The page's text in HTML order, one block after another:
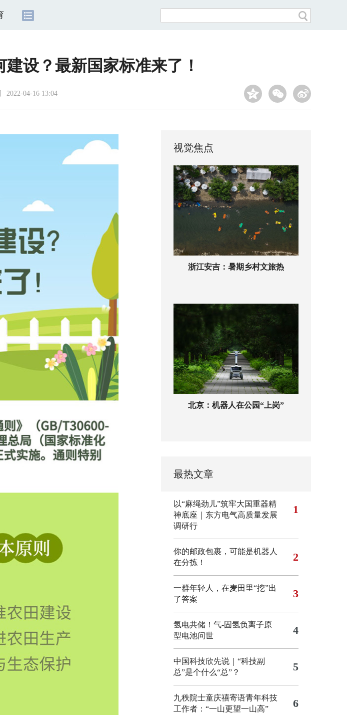
设？最新国家标准来了！
2022-04-16 13:04
视觉焦点
浙江安吉：暑期乡村文旅热
北京：机器人在公园“上岗”
最热文章
以“麻绳劲儿”筑牢大国重器精
神底座｜东方电气高质量发展
调研行
1
你的邮政包裹，可能是机器人
在分拣！
2
一群年轻人，在麦田里“挖”出
了答案
3
氢电共储！气-固氢负离子原
型电池问世
4
中国科技欣先说｜“科技副
总”是个什么“总”？
5
九秩院士童庆禧寄语青年科技
工作者：“一山更望一山高”
6